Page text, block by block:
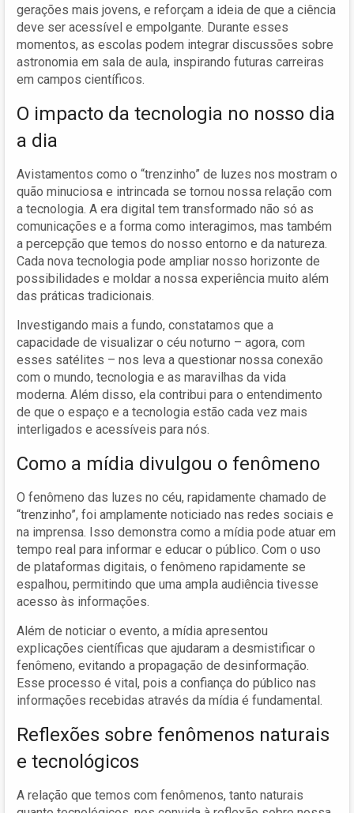
gerações mais jovens, e reforçam a ideia de que a ciência
deve ser acessível e empolgante. Durante esses
momentos, as escolas podem integrar discussões sobre
astronomia em sala de aula, inspirando futuras carreiras
em campos científicos.
O impacto da tecnologia no nosso dia
a dia
Avistamentos como o “trenzinho” de luzes nos mostram o
quão minuciosa e intrincada se tornou nossa relação com
a tecnologia. A era digital tem transformado não só as
comunicações e a forma como interagimos, mas também
a percepção que temos do nosso entorno e da natureza.
Cada nova tecnologia pode ampliar nosso horizonte de
possibilidades e moldar a nossa experiência muito além
das práticas tradicionais.
Investigando mais a fundo, constatamos que a
capacidade de visualizar o céu noturno – agora, com
esses satélites – nos leva a questionar nossa conexão
com o mundo, tecnologia e as maravilhas da vida
moderna. Além disso, ela contribui para o entendimento
de que o espaço e a tecnologia estão cada vez mais
interligados e acessíveis para nós.
Como a mídia divulgou o fenômeno
O fenômeno das luzes no céu, rapidamente chamado de
“trenzinho”, foi amplamente noticiado nas redes sociais e
na imprensa. Isso demonstra como a mídia pode atuar em
tempo real para informar e educar o público. Com o uso
de plataformas digitais, o fenômeno rapidamente se
espalhou, permitindo que uma ampla audiência tivesse
acesso às informações.
Além de noticiar o evento, a mídia apresentou
explicações científicas que ajudaram a desmistificar o
fenômeno, evitando a propagação de desinformação.
Esse processo é vital, pois a confiança do público nas
informações recebidas através da mídia é fundamental.
Reflexões sobre fenômenos naturais
e tecnológicos
A relação que temos com fenômenos, tanto naturais